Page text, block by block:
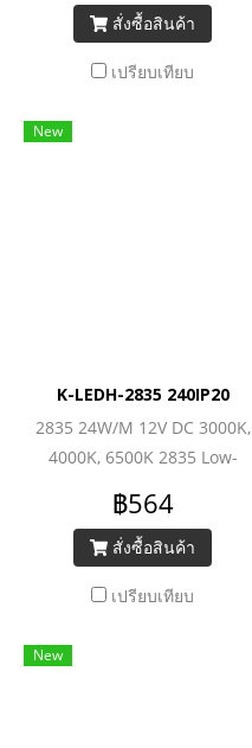
สั่งซื้อสินค้า
เปรียบเทียบ
New
K-LEDH-2835 240IP20
2835 24W/M 12V DC 3000K,
4000K, 6500K 2835 Low-
Power (240LEDs/M)
2880lm/M
฿564
สั่งซื้อสินค้า
เปรียบเทียบ
New